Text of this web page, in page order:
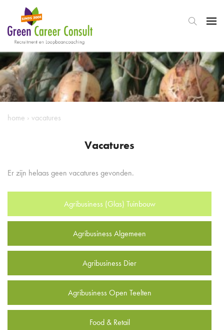
home › vacatures
Vacatures
Er zijn helaas geen vacatures gevonden.
Agribusiness (Glas) Tuinbouw
Agribusiness Algemeen
Agribusiness Dier
Agribusiness Open Teelten
Food & Retail